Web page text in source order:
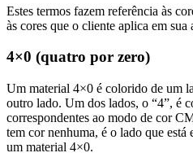
Estes termos fazem referência às
às cores que o cliente aplica em sua
4×0 (quatro por zero)
Um material 4×0 é colorido de um
outro lado. Um dos lados, o “4”, é
correspondentes ao modo de cor
tem cor nenhuma, é o lado que
um material 4×0.